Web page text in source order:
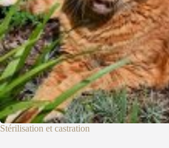
Stérilisation et castration